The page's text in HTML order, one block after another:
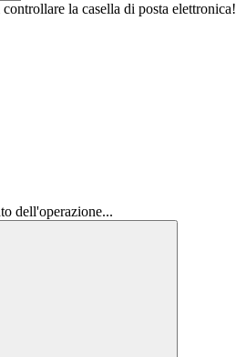
la casella di posta elettronica!
dell'operazione...